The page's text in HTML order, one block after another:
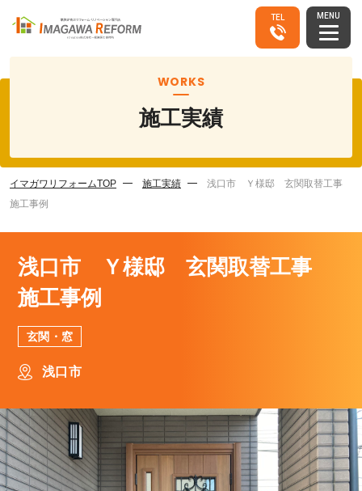
TEL MENU
WORKS
施工実績
イマガワリフォームTOP 施工実績
浅口市 Ｙ様邸 玄関取替工事
施工事例
浅口市 Ｙ様邸 玄関取替工事
施工事例
玄関・窓
浅口市